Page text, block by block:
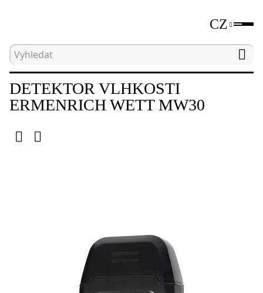
CZ
Hlavní strana
DETEKTOR VLHKOSTI
ERMENRICH WETT MW30